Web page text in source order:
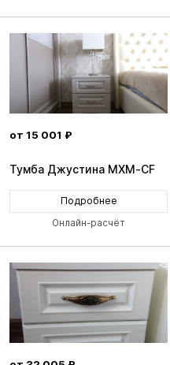
от 15 001 ₽
Тумба Джустина MXM-CF
Подробнее
Онлайн-расчёт